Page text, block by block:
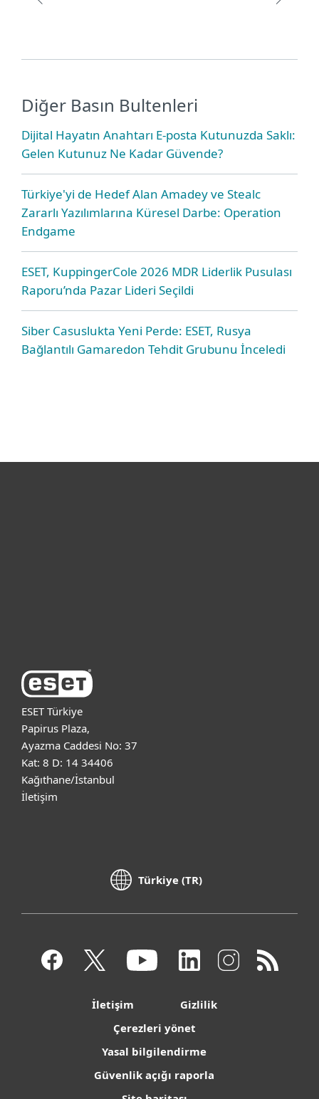
Diğer Basın Bultenleri
Dijital Hayatın Anahtarı E-posta Kutunuzda Saklı:
Gelen Kutunuz Ne Kadar Güvende?
Türkiye'yi de Hedef Alan Amadey ve Stealc
Zararlı Yazılımlarına Küresel Darbe: Operation
Endgame
ESET, KuppingerCole 2026 MDR Liderlik Pusulası
Raporu’nda Pazar Lideri Seçildi
Siber Casuslukta Yeni Perde: ESET, Rusya
Bağlantılı Gamaredon Tehdit Grubunu İnceledi
ESET Türkiye
Papirus Plaza,
Ayazma Caddesi No: 37
Kat: 8 D: 14 34406
Kağıthane/İstanbul
İletişim
Türkiye (TR)
İletişim
Gizlilik
Çerezleri yönet
Yasal bilgilendirme
Güvenlik açığı raporla